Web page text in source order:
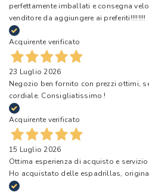
perfettamente imballati e consegna
venditore da aggiungere ai preferiti!!!!!!!!
Acquirente verificato
23 Luglio 2026
Negozio ben fornito con prezzi ottimi,
cordiale. Consigliatissimo !
Acquirente verificato
15 Luglio 2026
Ottima esperienza di acquisto e
Ho acquistato delle espadrillas,